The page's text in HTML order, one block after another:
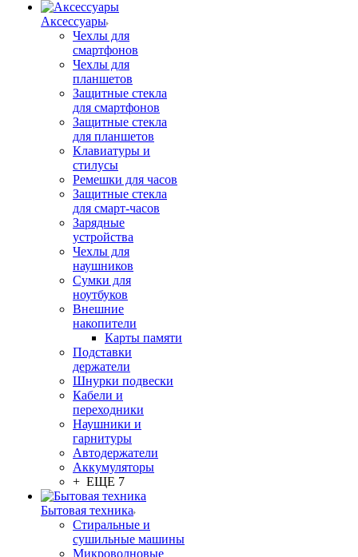
Аксессуары
Чехлы для
смартфонов
Чехлы для
планшетов
Защитные стекла
для смартфонов
Защитные стекла
для планшетов
Клавиатуры и
стилусы
Ремешки для часов
Защитные стекла
для смарт-часов
Зарядные
устройства
Чехлы для
наушников
Сумки для
ноутбуков
Внешние
накопители
Карты памяти
Подставки
держатели
Шнурки подвески
Кабели и
переходники
Наушники и
гарнитуры
Автодержатели
Аккумуляторы
+ ЕЩЕ 7
Бытовая техника
Стиральные и
сушильные машины
Микроволновые